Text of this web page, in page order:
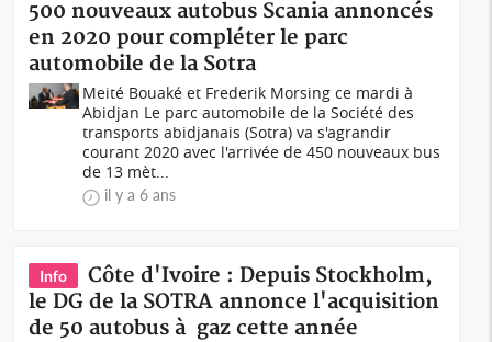
500 nouveaux autobus Scania annoncés
en 2020 pour compléter le parc
automobile de la Sotra
Meité Bouaké et Frederik Morsing ce mardi à
Abidjan Le parc automobile de la Société des
transports abidjanais (Sotra) va s'agrandir
courant 2020 avec l'arrivée de 450 nouveaux bus
de 13 mèt...
il y a 6 ans
Info
Côte d'Ivoire : Depuis Stockholm,
le DG de la SOTRA annonce l'acquisition
de 50 autobus à gaz cette année